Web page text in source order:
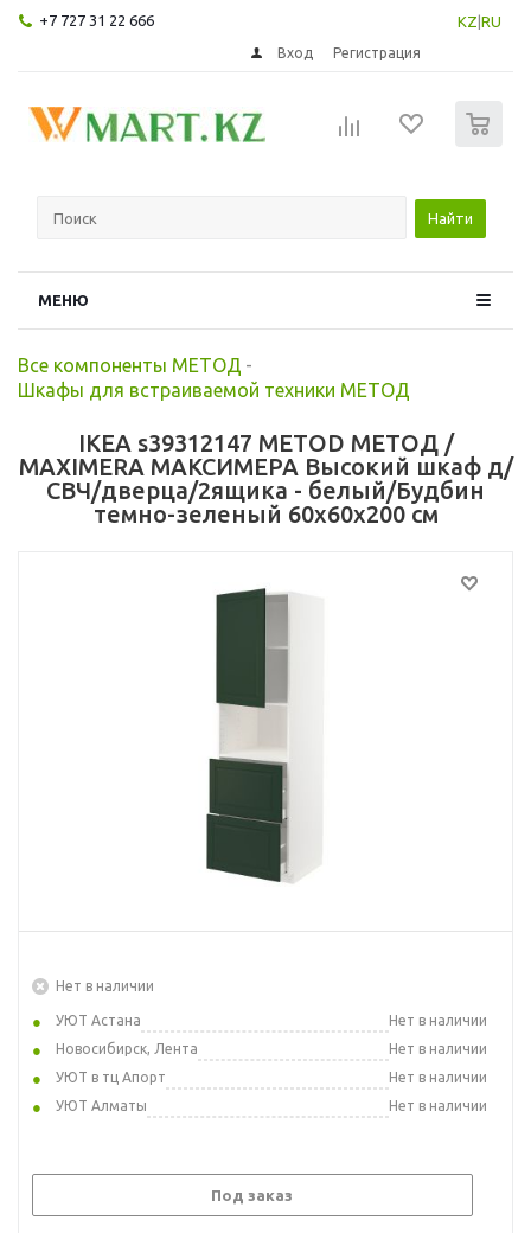
+7 727 31 22 666 KZ RU
Вход Регистрация
Найти
МЕНЮ
Все компоненты МЕТОД -
Шкафы для встраиваемой техники МЕТОД
IKEA s39312147 METOD МЕТОД /
MAXIMERA МАКСИМЕРА Высокий шкаф д/
СВЧ/дверца/2ящика - белый/Будбин
темно-зеленый 60x60x200 см
Нет в наличии
УЮТ Астана
Нет в наличии
Новосибирск, Лента
Нет в наличии
УЮТ в тц Апорт
Нет в наличии
УЮТ Алматы
Нет в наличии
Под заказ